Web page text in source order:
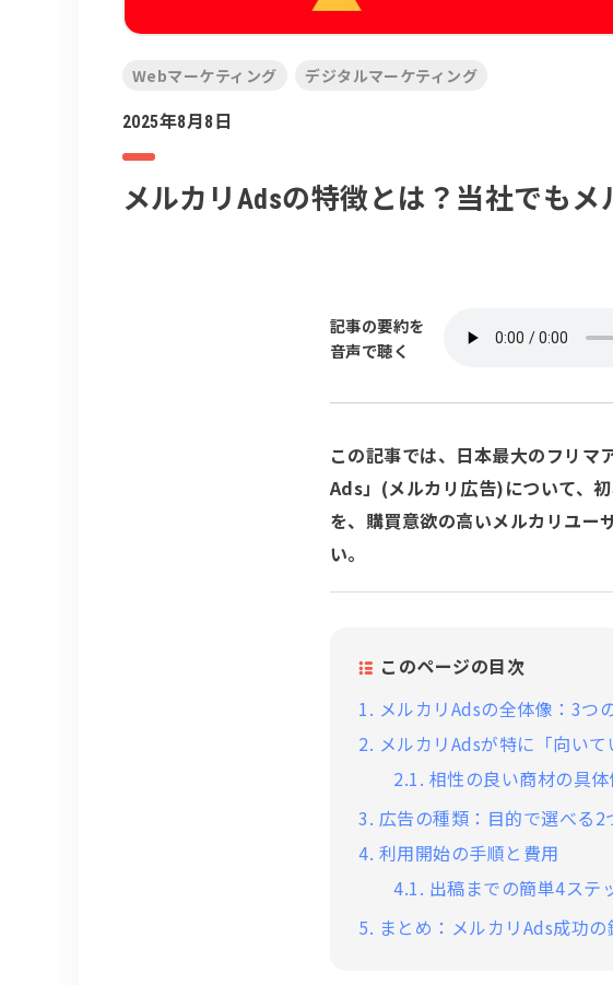
Webマーケティング デジタルマーケティング
2025年8月8日
メルカリAdsの特徴とは？当社でもメ
記事の要約を
音声で聴く
この記事では、日本最大のフリマ
Ads」(メルカリ広告)について、
を、購買意欲の高いメルカリユー
い。
このページの目次
1. メルカリAdsの全体像：3つ
2. メルカリAdsが特に「向い
2.1. 相性の良い商材の具体
3. 広告の種類：目的で選べる2
4. 利用開始の手順と費用
4.1. 出稿までの簡単4ステ
5. まとめ：メルカリAds成功の